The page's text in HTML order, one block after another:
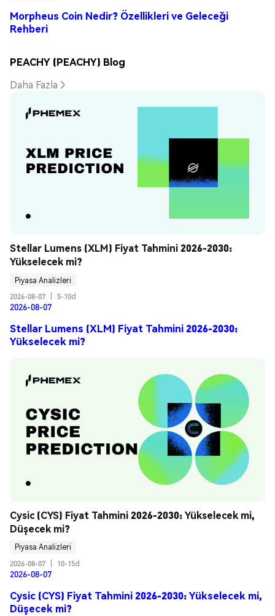
Morpheus Coin Nedir? Özellikleri ve Geleceği
Rehberi
PEACHY (PEACHY) Blog
Daha Fazla
Stellar Lumens (XLM) Fiyat Tahmini 2026-2030:
Yükselecek mi?
Piyasa Analizleri
2026-08-07
5-10d
2026-08-07
Stellar Lumens (XLM) Fiyat Tahmini 2026-2030:
Yükselecek mi?
Cysic (CYS) Fiyat Tahmini 2026-2030: Yükselecek mi,
Düşecek mi?
Piyasa Analizleri
2026-08-07
10-15d
2026-08-07
Cysic (CYS) Fiyat Tahmini 2026-2030: Yükselecek mi,
Düşecek mi?